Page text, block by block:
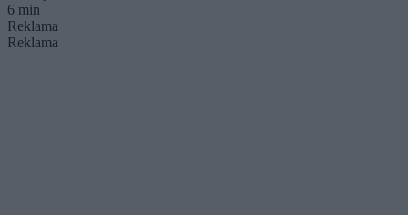
6 min
Reklama
Reklama